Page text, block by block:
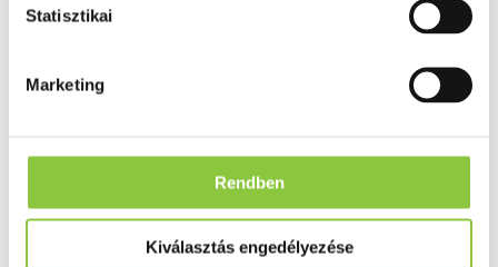
Statisztikai
Marketing
Rendben
Kiválasztás engedélyezése
Folyamatos akciók